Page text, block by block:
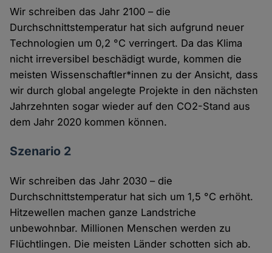
Wir schreiben das Jahr 2100 – die
Durchschnittstemperatur hat sich aufgrund neuer
Technologien um 0,2 °C verringert. Da das Klima
nicht irreversibel beschädigt wurde, kommen die
meisten Wissenschaftler*innen zu der Ansicht, dass
wir durch global angelegte Projekte in den nächsten
Jahrzehnten sogar wieder auf den CO2-Stand aus
dem Jahr 2020 kommen können.
Szenario 2
Wir schreiben das Jahr 2030 – die
Durchschnittstemperatur hat sich um 1,5 °C erhöht.
Hitzewellen machen ganze Landstriche
unbewohnbar. Millionen Menschen werden zu
Flüchtlingen. Die meisten Länder schotten sich ab.